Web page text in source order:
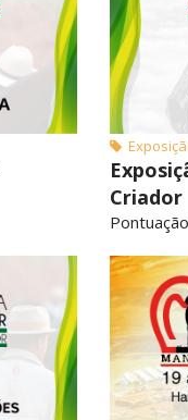
Criador